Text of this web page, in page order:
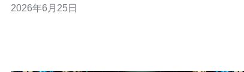
务器托管”关键词覆盖；社交与行业论坛（如Facebook行
2026年6月25日